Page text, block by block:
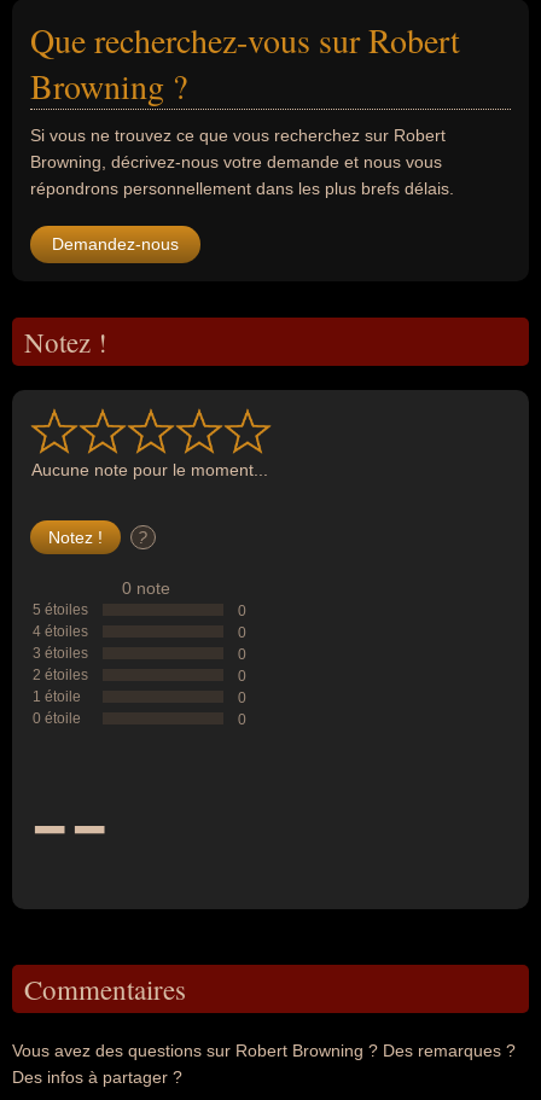
Que recherchez-vous sur Robert
Browning ?
Si vous ne trouvez ce que vous recherchez sur Robert
Browning, décrivez-nous votre demande et nous vous
répondrons personnellement dans les plus brefs délais.
Demandez-nous
Notez !
Aucune note pour le moment...
?
0 note
5 étoiles
0
4 étoiles
0
3 étoiles
0
2 étoiles
0
1 étoile
0
0 étoile
0
--
Commentaires
Vous avez des questions sur Robert Browning ? Des remarques ?
Des infos à partager ?